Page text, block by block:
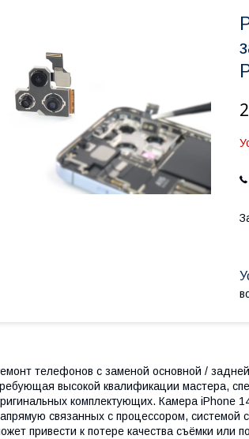
телефонов с заменой основной /
высокой квалификации мастера,
комплектующих. Камера iPhone
связанных с процессором,
привести к потере качества съёмки или